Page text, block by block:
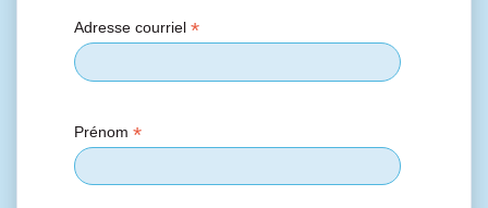
Adresse courriel *
Prénom *